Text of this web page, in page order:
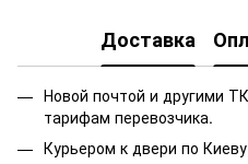
Доставка
Новой почтой и другими
тарифам перевозчика.
Курьером к двери по